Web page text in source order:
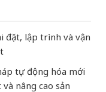
đặt, lập trình và vận
tự động hóa mới
nâng cao sản